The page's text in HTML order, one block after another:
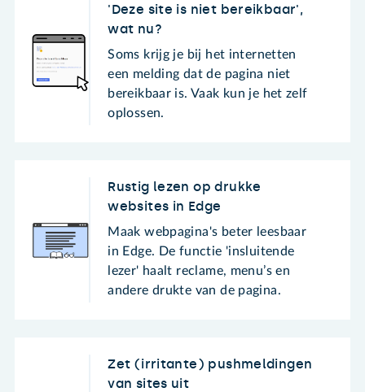
'Deze site is niet bereikbaar',
wat nu?
Soms krijg je bij het internetten
een melding dat de pagina niet
bereikbaar is. Vaak kun je het zelf
oplossen.
Rustig lezen op drukke
websites in Edge
Maak webpagina's beter leesbaar
in Edge. De functie 'insluitende
lezer' haalt reclame, menu’s en
andere drukte van de pagina.
Zet (irritante) pushmeldingen
van sites uit